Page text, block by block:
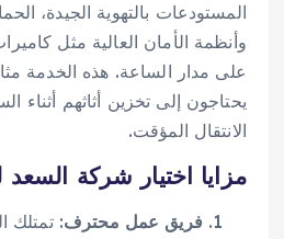
المستودعات بالتهوية الجيدة،
وأنظمة الأمان العالية مثل
على مدار الساعة. هذه الخدمة
يحتاجون إلى تخزين أثاثهم أثناء
الانتقال المؤقت.
مزايا اختيار شركة
فريق عمل محترف: تمتلك